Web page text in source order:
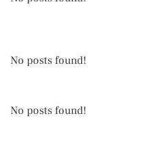
No posts found!
No posts found!